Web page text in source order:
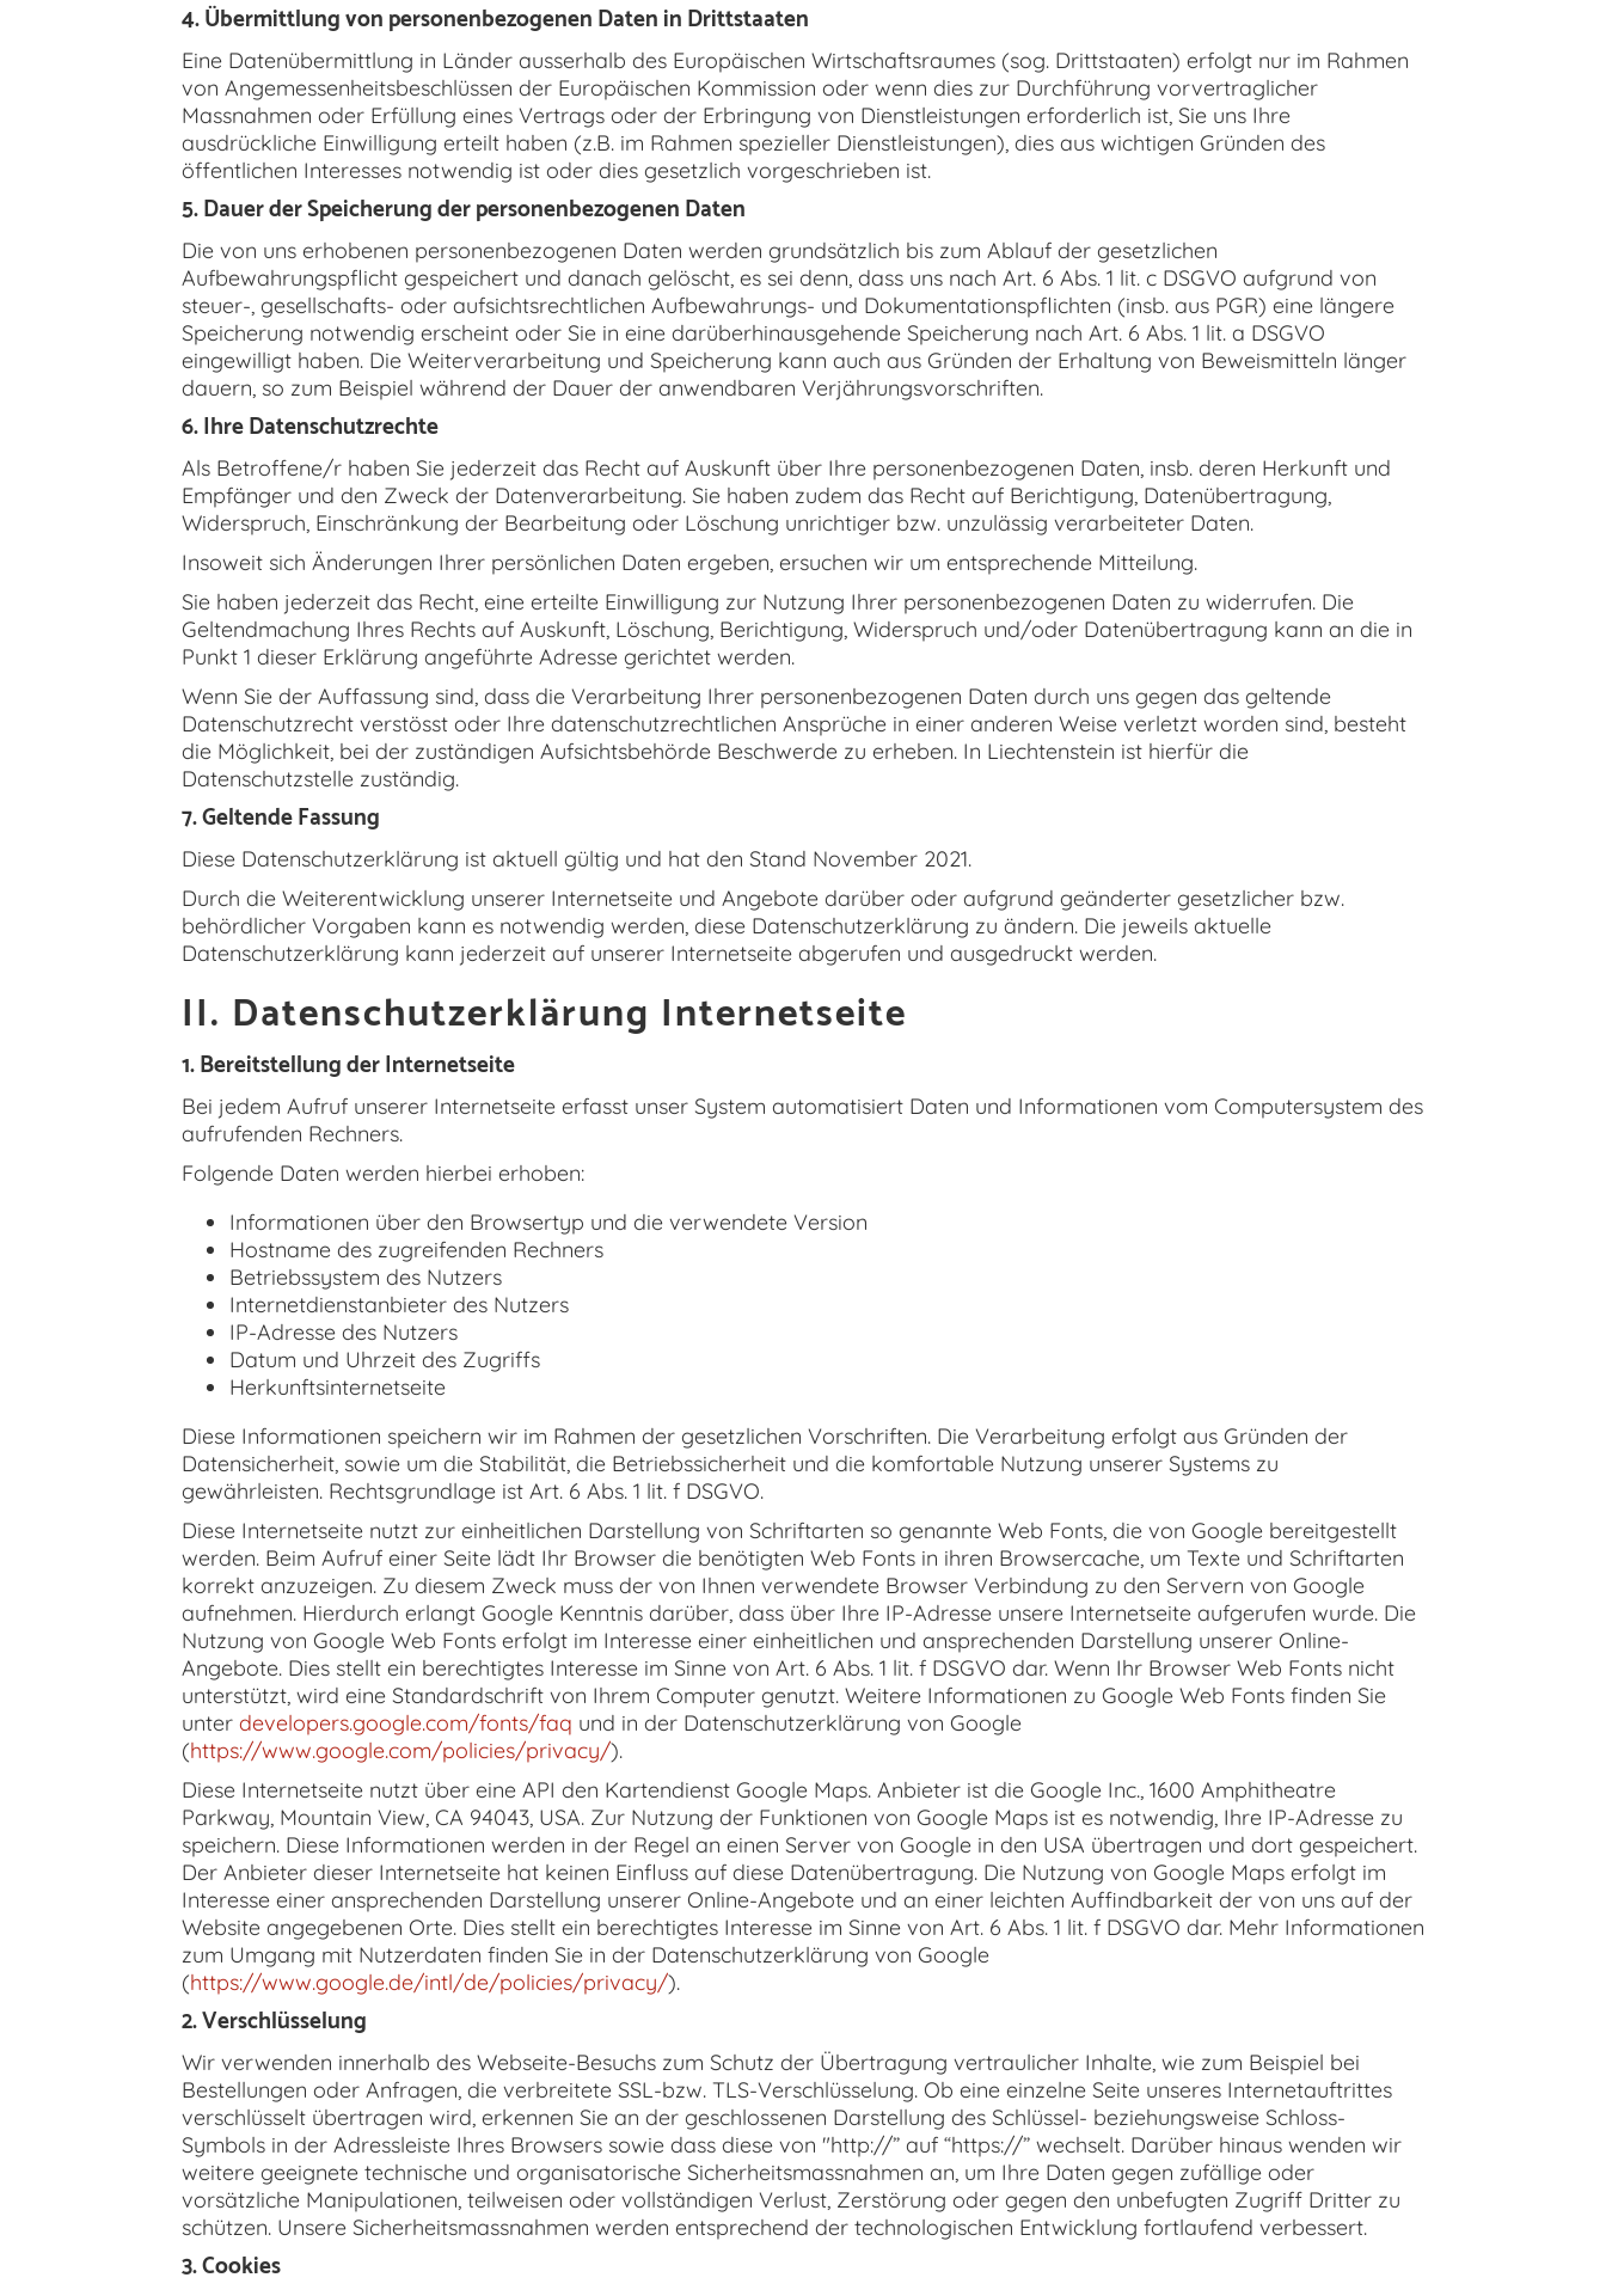
4. Übermittlung von personenbezogenen Daten in Drittstaaten
Eine Datenübermittlung in Länder ausserhalb des Europäischen Wirtschaftsraumes (sog. Drittstaaten) erfolgt nur im Rahmen
von Angemessenheitsbeschlüssen der Europäischen Kommission oder wenn dies zur Durchführung vorvertraglicher
Massnahmen oder Erfüllung eines Vertrags oder der Erbringung von Dienstleistungen erforderlich ist, Sie uns Ihre
ausdrückliche Einwilligung erteilt haben (z.B. im Rahmen spezieller Dienstleistungen), dies aus wichtigen Gründen des
öffentlichen Interesses notwendig ist oder dies gesetzlich vorgeschrieben ist.
5. Dauer der Speicherung der personenbezogenen Daten
Die von uns erhobenen personenbezogenen Daten werden grundsätzlich bis zum Ablauf der gesetzlichen
Aufbewahrungspflicht gespeichert und danach gelöscht, es sei denn, dass uns nach Art. 6 Abs. 1 lit. c DSGVO aufgrund von
steuer-, gesellschafts- oder aufsichtsrechtlichen Aufbewahrungs- und Dokumentationspflichten (insb. aus PGR) eine längere
Speicherung notwendig erscheint oder Sie in eine darüberhinausgehende Speicherung nach Art. 6 Abs. 1 lit. a DSGVO
eingewilligt haben. Die Weiterverarbeitung und Speicherung kann auch aus Gründen der Erhaltung von Beweismitteln länger
dauern, so zum Beispiel während der Dauer der anwendbaren Verjährungsvorschriften.
6. Ihre Datenschutzrechte
Als Betroffene/r haben Sie jederzeit das Recht auf Auskunft über Ihre personenbezogenen Daten, insb. deren Herkunft und
Empfänger und den Zweck der Datenverarbeitung. Sie haben zudem das Recht auf Berichtigung, Datenübertragung,
Widerspruch, Einschränkung der Bearbeitung oder Löschung unrichtiger bzw. unzulässig verarbeiteter Daten.
Insoweit sich Änderungen Ihrer persönlichen Daten ergeben, ersuchen wir um entsprechende Mitteilung.
Sie haben jederzeit das Recht, eine erteilte Einwilligung zur Nutzung Ihrer personenbezogenen Daten zu widerrufen. Die
Geltendmachung Ihres Rechts auf Auskunft, Löschung, Berichtigung, Widerspruch und/oder Datenübertragung kann an die in
Punkt 1 dieser Erklärung angeführte Adresse gerichtet werden.
Wenn Sie der Auffassung sind, dass die Verarbeitung Ihrer personenbezogenen Daten durch uns gegen das geltende
Datenschutzrecht verstösst oder Ihre datenschutzrechtlichen Ansprüche in einer anderen Weise verletzt worden sind, besteht
die Möglichkeit, bei der zuständigen Aufsichtsbehörde Beschwerde zu erheben. In Liechtenstein ist hierfür die
Datenschutzstelle zuständig.
7. Geltende Fassung
Diese Datenschutzerklärung ist aktuell gültig und hat den Stand November 2021.
Durch die Weiterentwicklung unserer Internetseite und Angebote darüber oder aufgrund geänderter gesetzlicher bzw.
behördlicher Vorgaben kann es notwendig werden, diese Datenschutzerklärung zu ändern. Die jeweils aktuelle
Datenschutzerklärung kann jederzeit auf unserer Internetseite abgerufen und ausgedruckt werden.
II. Datenschutzerklärung Internetseite
1. Bereitstellung der Internetseite
Bei jedem Aufruf unserer Internetseite erfasst unser System automatisiert Daten und Informationen vom Computersystem des
aufrufenden Rechners.
Folgende Daten werden hierbei erhoben:
Informationen über den Browsertyp und die verwendete Version
Hostname des zugreifenden Rechners
Betriebssystem des Nutzers
Internetdienstanbieter des Nutzers
IP-Adresse des Nutzers
Datum und Uhrzeit des Zugriffs
Herkunftsinternetseite
Diese Informationen speichern wir im Rahmen der gesetzlichen Vorschriften. Die Verarbeitung erfolgt aus Gründen der
Datensicherheit, sowie um die Stabilität, die Betriebssicherheit und die komfortable Nutzung unserer Systems zu
gewährleisten. Rechtsgrundlage ist Art. 6 Abs. 1 lit. f DSGVO.
Diese Internetseite nutzt zur einheitlichen Darstellung von Schriftarten so genannte Web Fonts, die von Google bereitgestellt
werden. Beim Aufruf einer Seite lädt Ihr Browser die benötigten Web Fonts in ihren Browsercache, um Texte und Schriftarten
korrekt anzuzeigen. Zu diesem Zweck muss der von Ihnen verwendete Browser Verbindung zu den Servern von Google
aufnehmen. Hierdurch erlangt Google Kenntnis darüber, dass über Ihre IP-Adresse unsere Internetseite aufgerufen wurde. Die
Nutzung von Google Web Fonts erfolgt im Interesse einer einheitlichen und ansprechenden Darstellung unserer Online-
Angebote. Dies stellt ein berechtigtes Interesse im Sinne von Art. 6 Abs. 1 lit. f DSGVO dar. Wenn Ihr Browser Web Fonts nicht
unterstützt, wird eine Standardschrift von Ihrem Computer genutzt. Weitere Informationen zu Google Web Fonts finden Sie
unter developers.google.com/fonts/faq und in der Datenschutzerklärung von Google
(https://www.google.com/policies/privacy/).
Diese Internetseite nutzt über eine API den Kartendienst Google Maps. Anbieter ist die Google Inc., 1600 Amphitheatre
Parkway, Mountain View, CA 94043, USA. Zur Nutzung der Funktionen von Google Maps ist es notwendig, Ihre IP-Adresse zu
speichern. Diese Informationen werden in der Regel an einen Server von Google in den USA übertragen und dort gespeichert.
Der Anbieter dieser Internetseite hat keinen Einfluss auf diese Datenübertragung. Die Nutzung von Google Maps erfolgt im
Interesse einer ansprechenden Darstellung unserer Online-Angebote und an einer leichten Auffindbarkeit der von uns auf der
Website angegebenen Orte. Dies stellt ein berechtigtes Interesse im Sinne von Art. 6 Abs. 1 lit. f DSGVO dar. Mehr Informationen
zum Umgang mit Nutzerdaten finden Sie in der Datenschutzerklärung von Google
(https://www.google.de/intl/de/policies/privacy/).
2. Verschlüsselung
Wir verwenden innerhalb des Webseite-Besuchs zum Schutz der Übertragung vertraulicher Inhalte, wie zum Beispiel bei
Bestellungen oder Anfragen, die verbreitete SSL-bzw. TLS-Verschlüsselung. Ob eine einzelne Seite unseres Internetauftrittes
verschlüsselt übertragen wird, erkennen Sie an der geschlossenen Darstellung des Schlüssel- beziehungsweise Schloss-
Symbols in der Adressleiste Ihres Browsers sowie dass diese von "http://” auf “https://” wechselt. Darüber hinaus wenden wir
weitere geeignete technische und organisatorische Sicherheitsmassnahmen an, um Ihre Daten gegen zufällige oder
vorsätzliche Manipulationen, teilweisen oder vollständigen Verlust, Zerstörung oder gegen den unbefugten Zugriff Dritter zu
schützen. Unsere Sicherheitsmassnahmen werden entsprechend der technologischen Entwicklung fortlaufend verbessert.
3. Cookies